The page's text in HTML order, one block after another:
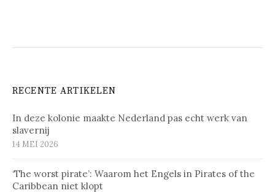
RECENTE ARTIKELEN
In deze kolonie maakte Nederland pas echt werk van
slavernij
14 MEI 2026
‘The worst pirate’: Waarom het Engels in Pirates of the
Caribbean niet klopt